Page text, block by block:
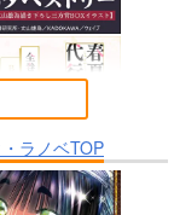
カート
ラノベTOP